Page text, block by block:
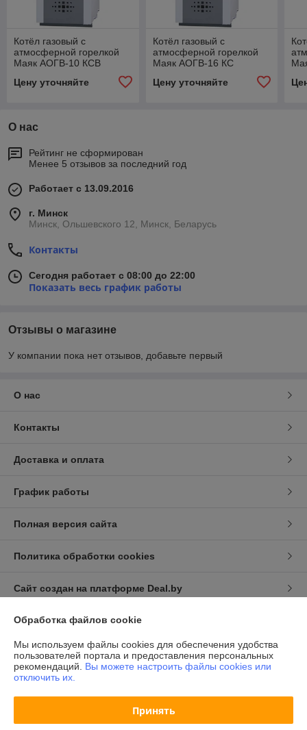
Котёл газовый с
атмосферной горелкой
Маяк АОГВ-10 КСВ
Цену уточняйте
Котёл газовый с
атмосферной горелкой
Маяк АОГВ-16 КС
Цену уточняйте
О нас
Рейтинг не сформирован
Менее 5 отзывов за последний год
Работает с 13.09.2016
г. Минск
Минск, Ольшевского 12, Минск, Беларусь
Контакты
Сегодня работает с 08:00 до 22:00
Показать весь график работы
Отзывы о магазине
У компании пока нет отзывов, добавьте первый
О нас
Контакты
Доставка и оплата
График работы
Полная версия сайта
Политика обработки cookies
Сайт создан на платформе Deal.by
Индивидуальный предприниматель:ИП Халявко Владимир
Анатольевич
220141, г. Минск, ул. Ф. Скорины 37-72
Регистрационный номер ЕГР: 193207107
Обработка файлов cookie
Мы используем файлы cookies для обеспечения удобства
пользователей портала и предоставления персональных
рекомендаций. Вы можете настроить файлы cookies или
отключить их.
Принять